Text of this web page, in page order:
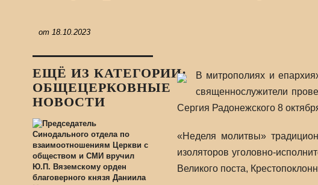
от 18.10.2023
ЕЩЁ ИЗ КАТЕГОРИИ:
ОБЩЕЦЕРКОВНЫЕ
НОВОСТИ
В митрополиях и
священнослужители
Сергия Радонежского 8
«Неделя молитвы»
изоляторов уголовно-
Великого поста,